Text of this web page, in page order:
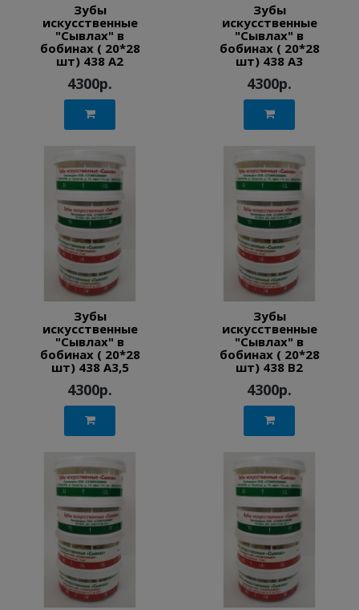
Зубы
искусственные
"Сывлах" в
бобинах ( 20*28
шт) 438 A2
4300р.
Зубы
искусственные
"Сывлах" в
бобинах ( 20*28
шт) 438 A3
4300р.
Зубы
искусственные
"Сывлах" в
бобинах ( 20*28
шт) 438 A3,5
4300р.
Зубы
искусственные
"Сывлах" в
бобинах ( 20*28
шт) 438 B2
4300р.